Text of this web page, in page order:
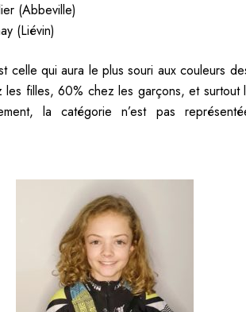
(Abbeville)
(Liévin)
celle qui aura le plus souri aux couleurs
filles, 60% chez les garçons, et surtout
la catégorie n’est pas